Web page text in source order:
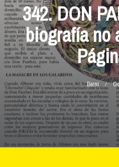
342. DON
biografía no
Berni